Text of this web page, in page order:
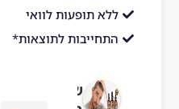
ללא תופעות לוואי
התחייבות לתוצאות*
שורשים